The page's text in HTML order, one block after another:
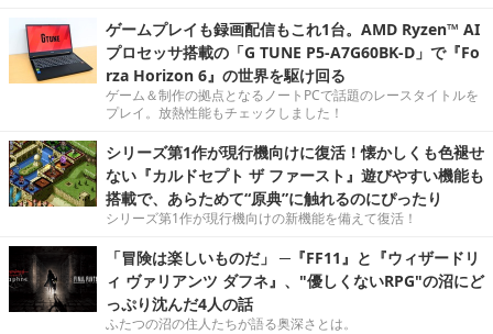
ゲームプレイも録画配信もこれ1台。AMD Ryzen™ AI
プロセッサ搭載の「G TUNE P5-A7G60BK-D」で『Fo
rza Horizon 6』の世界を駆け回る
ゲーム＆制作の拠点となるノートPCで話題のレースタイトルを
プレイ。放熱性能もチェックしました！
シリーズ第1作が現行機向けに復活！懐かしくも色褪せ
ない『カルドセプト ザ ファースト』遊びやすい機能も
搭載で、あらためて“原典”に触れるのにぴったり
シリーズ第1作が現行機向けの新機能を備えて復活！
「冒険は楽しいものだ」 ─『FF11』と『ウィザードリ
ィ ヴァリアンツ ダフネ』、"優しくないRPG"の沼にど
っぷり沈んだ4人の話
ふたつの沼の住人たちが語る奥深さとは。